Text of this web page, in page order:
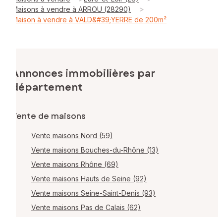
Maisons à vendre à ARROU (28290) >
Maison à vendre à VALD&#39;YERRE de 200m²
Annonces immobilières par
département
Vente de maisons
Vente maisons Nord (59)
Vente maisons Bouches-du-Rhône (13)
Vente maisons Rhône (69)
Vente maisons Hauts de Seine (92)
Vente maisons Seine-Saint-Denis (93)
Vente maisons Pas de Calais (62)